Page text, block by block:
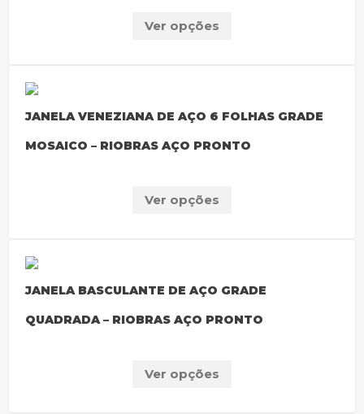
Ver opções
JANELA VENEZIANA DE AÇO 6 FOLHAS GRADE
MOSAICO – RIOBRAS AÇO PRONTO
Ver opções
JANELA BASCULANTE DE AÇO GRADE
QUADRADA – RIOBRAS AÇO PRONTO
Ver opções